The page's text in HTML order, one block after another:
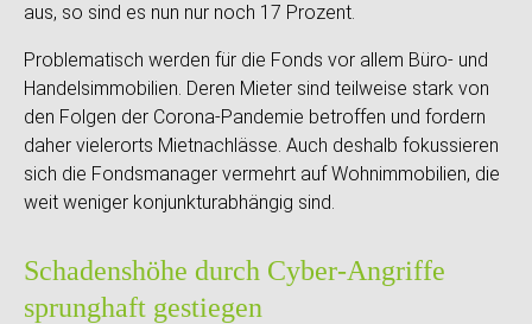
aus, so sind es nun nur noch 17 Prozent.
Problematisch werden für die Fonds vor allem Büro- und
Handelsimmobilien. Deren Mieter sind teilweise stark von
den Folgen der Corona-Pandemie betroffen und fordern
daher vielerorts Mietnachlässe. Auch deshalb fokussieren
sich die Fondsmanager vermehrt auf Wohnimmobilien, die
weit weniger konjunkturabhängig sind.
Schadenshöhe durch Cyber-Angriffe
sprunghaft gestiegen